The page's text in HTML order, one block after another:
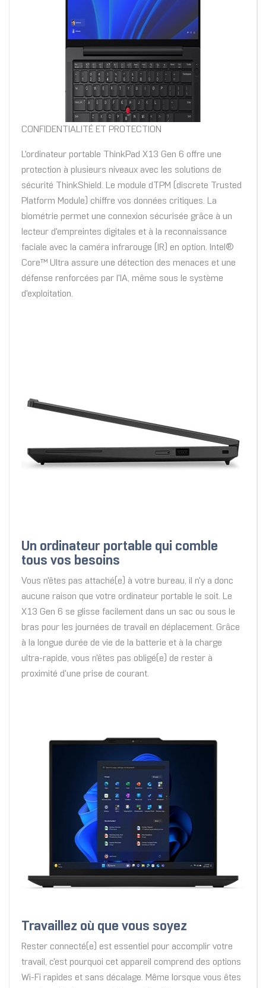
CONFIDENTIALITÉ ET PROTECTION
L'ordinateur portable ThinkPad X13 Gen 6 offre une
protection à plusieurs niveaux avec les solutions de
sécurité ThinkShield. Le module dTPM (discrete Trusted
Platform Module) chiffre vos données critiques. La
biométrie permet une connexion sécurisée grâce à un
lecteur d'empreintes digitales et à la reconnaissance
faciale avec la caméra infrarouge (IR) en option. Intel®
Core™ Ultra assure une détection des menaces et une
défense renforcées par l'IA, même sous le système
d'exploitation.
Un ordinateur portable qui comble
tous vos besoins
Vous n'êtes pas attaché(e) à votre bureau, il n'y a donc
aucune raison que votre ordinateur portable le soit. Le
X13 Gen 6 se glisse facilement dans un sac ou sous le
bras pour les journées de travail en déplacement. Grâce
à la longue durée de vie de la batterie et à la charge
ultra-rapide, vous n'êtes pas obligé(e) de rester à
proximité d'une prise de courant.
Travaillez où que vous soyez
Rester connecté(e) est essentiel pour accomplir votre
travail, c'est pourquoi cet appareil comprend des options
Wi-Fi rapides et sans décalage. Même lorsque vous êtes